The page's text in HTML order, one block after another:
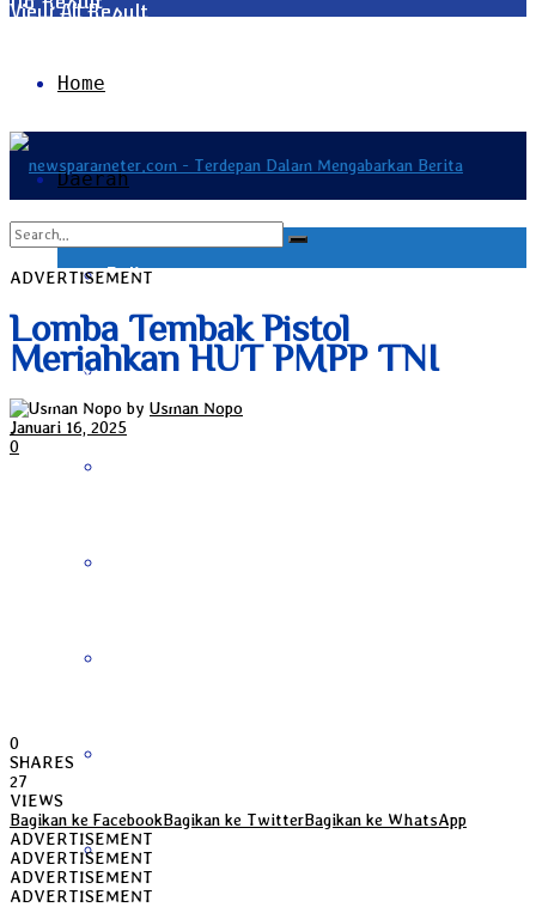
View All Result
Home
Daerah
Bali
Bangka Belitung
Gorontalo
View All Result
ADVERTISEMENT
Lomba Tembak Pistol
Meriahkan HUT PMPP TNI
by Usman Nopo
Januari 16, 2025
0
0
SHARES
27
VIEWS
Bagikan ke FacebookBagikan ke TwitterBagikan ke WhatsApp
ADVERTISEMENT
ADVERTISEMENT
ADVERTISEMENT
ADVERTISEMENT